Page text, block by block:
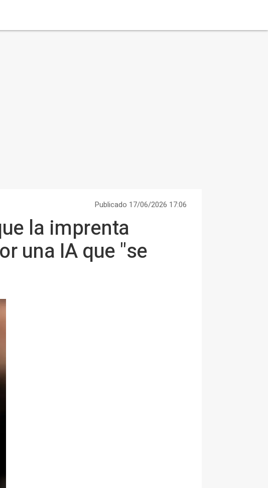
Publicado 17/06/2026 17:06
la imprenta
una IA que "se